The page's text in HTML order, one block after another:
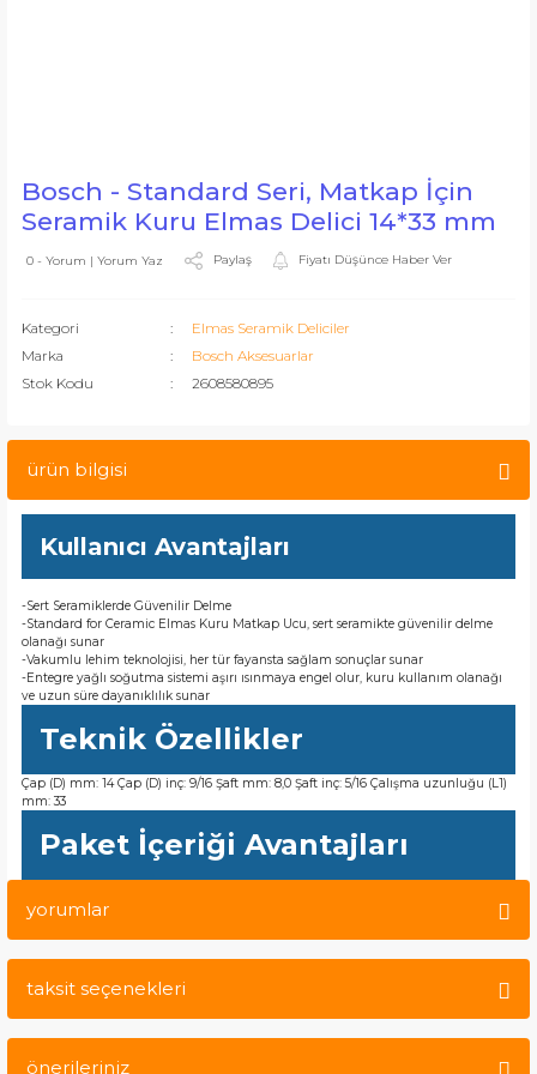
Bosch - Standard Seri, Matkap İçin
Seramik Kuru Elmas Delici 14*33 mm
0 - Yorum | Yorum Yaz Paylaş Fiyatı Düşünce Haber Ver
Kategori
Elmas Seramik Deliciler
Marka
Bosch Aksesuarlar
Stok Kodu
2608580895
ürün bilgisi
Kullanıcı Avantajları
-Sert Seramiklerde Güvenilir Delme
-Standard for Ceramic Elmas Kuru Matkap Ucu, sert seramikte güvenilir delme
olanağı sunar
-Vakumlu lehim teknolojisi, her tür fayansta sağlam sonuçlar sunar
-Entegre yağlı soğutma sistemi aşırı ısınmaya engel olur, kuru kullanım olanağı
ve uzun süre dayanıklılık sunar
Teknik Özellikler
Çap (D) mm: 14 Çap (D) inç: 9/16 Şaft mm: 8,0 Şaft inç: 5/16 Çalışma uzunluğu (L1)
mm: 33
Paket İçeriği Avantajları
yorumlar
taksit seçenekleri
önerileriniz